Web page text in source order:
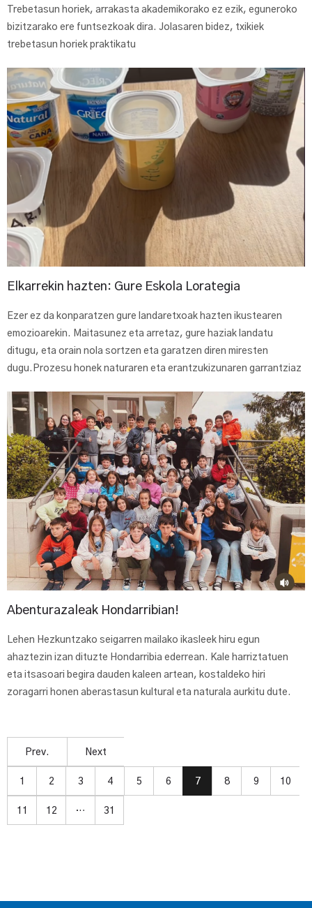
Trebetasun horiek, arrakasta akademikorako ez ezik, eguneroko
bizitzarako ere funtsezkoak dira. Jolasaren bidez, txikiek
trebetasun horiek praktikatu
Elkarrekin hazten: Gure Eskola Lorategia
Ezer ez da konparatzen gure landaretxoak hazten ikustearen
emozioarekin. Maitasunez eta arretaz, gure haziak landatu
ditugu, eta orain nola sortzen eta garatzen diren miresten
dugu.Prozesu honek naturaren eta erantzukizunaren garrantziaz
Abenturazaleak Hondarribian!
Lehen Hezkuntzako seigarren mailako ikasleek hiru egun
ahaztezin izan dituzte Hondarribia ederrean. Kale harriztatuen
eta itsasoari begira dauden kaleen artean, kostaldeko hiri
zoragarri honen aberastasun kultural eta naturala aurkitu dute.
Prev. Next
1 2 3 4 5 6 7 8 9 10
11 12 … 31